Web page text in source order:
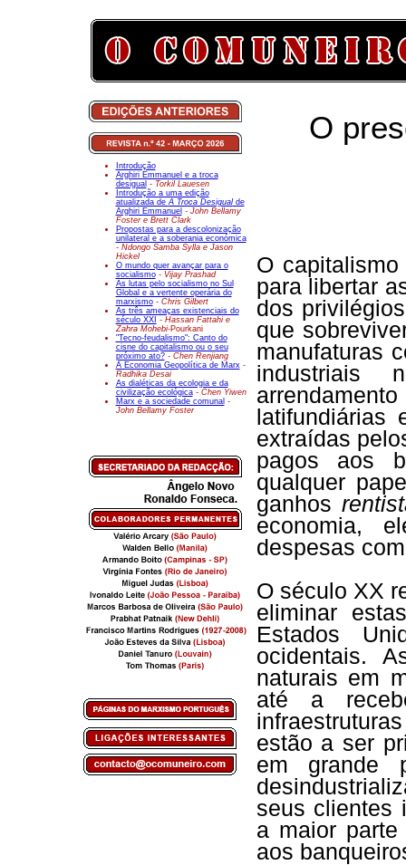
Introdução
Arghiri Emmanuel e a troca
desigual - Torkil Lauesen
Introdução a uma edição
atualizada deA Troca Desigualde
Arghiri Emmanuel - John Bellamy
Foster e Brett Clark
Propostas para a descolonização
unilateral e a soberania económica
- Ndongo Samba Sylla e Jason
Hickel
O mundo quer avançar para o
socialismo- Vijay Prashad
As lutas pelo socialismo no Sul
Global e a vertente operária do
marxismo- Chris Gilbert
As três ameaças existenciais do
século XXI - Hassan Fattahi e
Zahra Mohebi-Pourkani
"Tecno-feudalismo": Canto do
cisne do capitalismo ou o seu
próximo ato? - Chen Renjiang
A Economia Geopolítica de Marx-
Radhika Desai
As dialéticas da ecologia e da
civilização ecológica - Chen Yiwen
Marx e a sociedade comunal -
John Bellamy Foster
O
O
para libertar
dos
que
manufaturas
industriais
latifundiárias
extraídas
pagos aos
qualquer
ganhos
economia,
despesas
O século XX
eliminar
Estados
ocidentais.
naturais em
até a
estão a ser
em grande
seus clientes
a maior
aos